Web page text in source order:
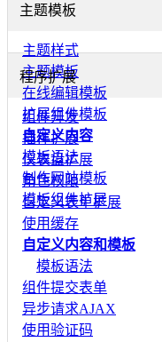
主题模板
主题样式
主题模板
在线编辑模板
扩展组件模板
自定义内容
模板语法
制作网站模板
模板组件扩展
程序扩展
组件开发
插件扩展
仪表盘扩展
角色权限
自定义表单扩展
使用缓存
自定义内容和模板
模板语法
组件提交表单
异步请求AJAX
使用验证码